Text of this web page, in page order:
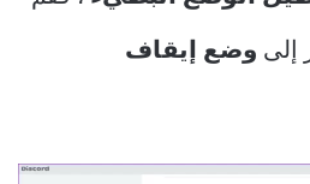
إلى وضع إيقاف